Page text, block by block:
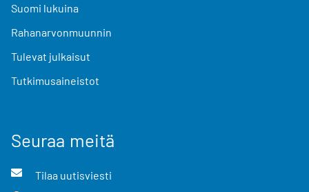
Suomi lukuina
Rahanarvonmuunnin
Tulevat julkaisut
Tutkimusaineistot
Seuraa meitä
Tilaa uutisviesti